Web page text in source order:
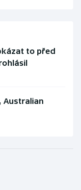
to před
Australian